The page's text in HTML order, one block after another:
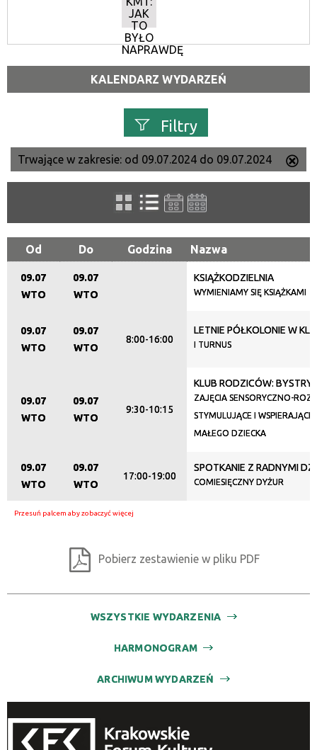
JAK
TO
BYŁO
NAPRAWDĘ
KALENDARZ WYDARZEŃ
Filtry
Szukana fraza
Kategoria
Trwające w zakresie
Organizator
Trwające w zakresie: od 09.07.2024 do 09.07.2024
ten
Od Do Godzina Nazwa
09.07
WTO
09.07
WTO
KSIĄŻKODZIELNIA
WYMIENIAMY SIĘ KSIĄŻKAMI
09.07
WTO
09.07
WTO
8:00-16:00
LETNIE PÓŁKOLONIE W
I TURNUS
09.07
WTO
09.07
WTO
9:30-10:15
KLUB RODZICÓW: BYSTRY
ZAJĘCIA SENSORYCZNO-
STYMULUJĄCE I
MAŁEGO DZIECKA
09.07
WTO
09.07
WTO
17:00-19:00
SPOTKANIE Z RADNYMI
COMIESIĘCZNY DYŻUR
Pobierz zestawienie w pliku PDF
WSZYSTKIE WYDARZENIA
HARMONOGRAM
ARCHIWUM WYDARZEŃ